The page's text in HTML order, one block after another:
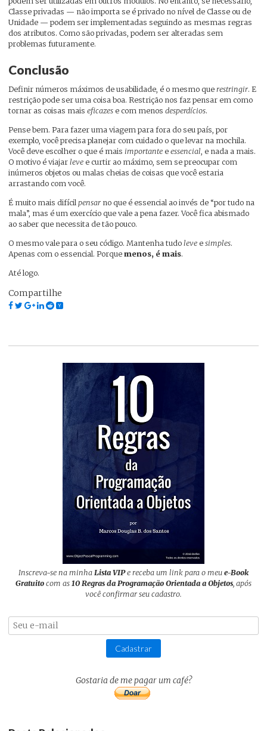
Classe privadas — não importa se é privado no nível de Classe ou de
Unidade — podem ser implementadas seguindo as mesmas regras
dos atributos. Como são privadas, podem ser alteradas sem
problemas futuramente.
Conclusão
Definir números máximos de usabilidade, é o mesmo que restringir. E
restrição pode ser uma coisa boa. Restrição nos faz pensar em como
tornar as coisas mais eficazes e com menos desperdícios.
Pense bem. Para fazer uma viagem para fora do seu país, por
exemplo, você precisa planejar com cuidado o que levar na mochila.
Você deve escolher o que é mais importante e essencial , e nada a mais.
O motivo é viajar leve e curtir ao máximo, sem se preocupar com
inúmeros objetos ou malas cheias de coisas que você estaria
arrastando com você.
É muito mais difícil pensar no que é essencial ao invés de “por tudo na
mala”, mas é um exercício que vale a pena fazer. Você fica abismado
ao saber que necessita de tão pouco.
O mesmo vale para o seu código. Mantenha tudo leve e simples.
Apenas com o essencial. Porque menos, é mais.
Até logo.
Compartilhe
Inscreva-se na minha Lista VIPe receba um link para o meu e-Book
Gratuito com as 10 Regras da Programação Orientada a Objetos , após
você confirmar seu cadastro.
Cadastrar
Gostaria de me pagar um café?